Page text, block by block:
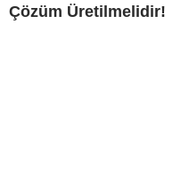
Çözüm Üretilmelidir!